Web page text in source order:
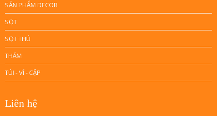
SẢN PHẨM DECOR
SỌT
SỌT THÚ
THẢM
TÚI - VÍ - CẶP
Liên hệ